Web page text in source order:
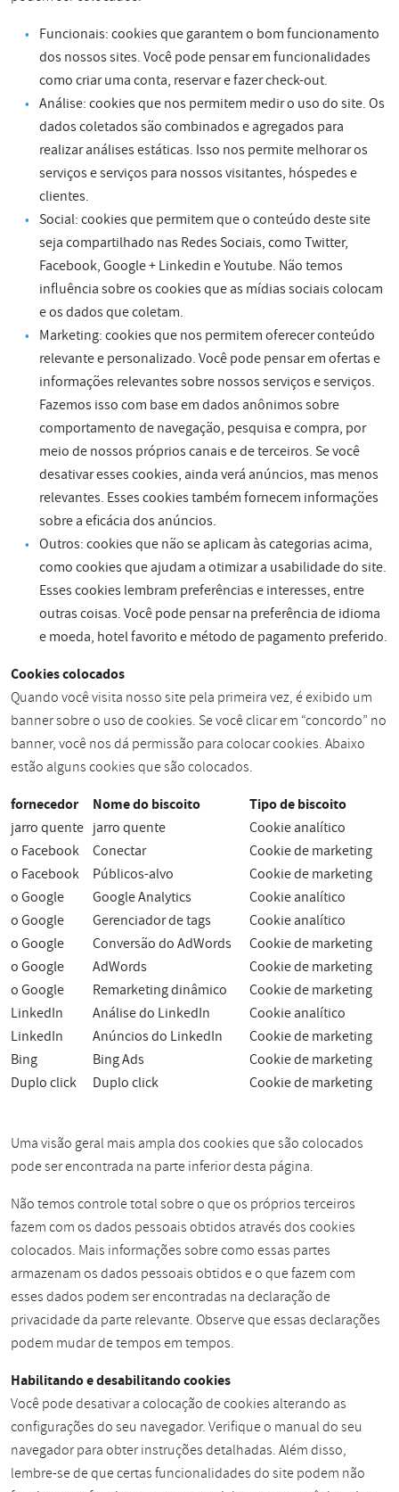
Funcionais: cookies que garantem o bom funcionamento
dos nossos sites. Você pode pensar em funcionalidades
como criar uma conta, reservar e fazer check-out.
Análise: cookies que nos permitem medir o uso do site. Os
dados coletados são combinados e agregados para
realizar análises estáticas. Isso nos permite melhorar os
serviços e serviços para nossos visitantes, hóspedes e
clientes.
Social: cookies que permitem que o conteúdo deste site
seja compartilhado nas Redes Sociais, como Twitter,
Facebook, Google + Linkedin e Youtube. Não temos
influência sobre os cookies que as mídias sociais colocam
e os dados que coletam.
Marketing: cookies que nos permitem oferecer conteúdo
relevante e personalizado. Você pode pensar em ofertas e
informações relevantes sobre nossos serviços e serviços.
Fazemos isso com base em dados anônimos sobre
comportamento de navegação, pesquisa e compra, por
meio de nossos próprios canais e de terceiros. Se você
desativar esses cookies, ainda verá anúncios, mas menos
relevantes. Esses cookies também fornecem informações
sobre a eficácia dos anúncios.
Outros: cookies que não se aplicam às categorias acima,
como cookies que ajudam a otimizar a usabilidade do site.
Esses cookies lembram preferências e interesses, entre
outras coisas. Você pode pensar na preferência de idioma
e moeda, hotel favorito e método de pagamento preferido.
Cookies colocados
Quando você visita nosso site pela primeira vez, é exibido um
banner sobre o uso de cookies. Se você clicar em “concordo” no
banner, você nos dá permissão para colocar cookies. Abaixo
estão alguns cookies que são colocados.
fornecedor Nome do biscoito Tipo de biscoito
jarro quente jarro quente
Cookie analítico
o Facebook
Conectar
Cookie de marketing
o Facebook
Públicos-alvo
Cookie de marketing
o Google
Google Analytics
Cookie analítico
o Google
Gerenciador de tags
Cookie analítico
o Google
Conversão do AdWords
Cookie de marketing
o Google
AdWords
Cookie de marketing
o Google
Remarketing dinâmico
Cookie de marketing
LinkedIn
Análise do LinkedIn
Cookie analítico
LinkedIn
Anúncios do LinkedIn
Cookie de marketing
Bing
Bing Ads
Cookie de marketing
Duplo click
Duplo click Cookie de marketing
Uma visão geral mais ampla dos cookies que são colocados
pode ser encontrada na parte inferior desta página.
Não temos controle total sobre o que os próprios terceiros
fazem com os dados pessoais obtidos através dos cookies
colocados. Mais informações sobre como essas partes
armazenam os dados pessoais obtidos e o que fazem com
esses dados podem ser encontradas na declaração de
privacidade da parte relevante. Observe que essas declarações
podem mudar de tempos em tempos.
Habilitando e desabilitando cookies
Você pode desativar a colocação de cookies alterando as
configurações do seu navegador. Verifique o manual do seu
navegador para obter instruções detalhadas. Além disso,
lembre-se de que certas funcionalidades do site podem não